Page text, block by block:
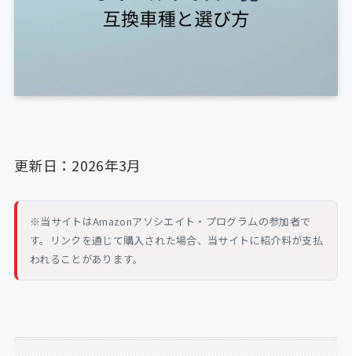
更新日：2026年3月
※当サイトはAmazonアソシエイト・プログラムの参加者で
す。リンクを通じて購入された場合、当サイトに紹介料が支払
われることがあります。